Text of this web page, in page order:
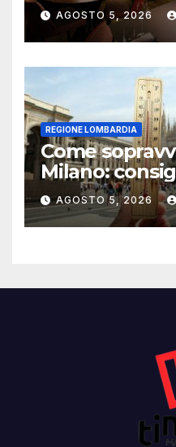
trasforma
un’esperienza
AGOSTO 5, 2026
REGIONE LOMBARDIA
Come
Milano:
AGOSTO 5, 2026